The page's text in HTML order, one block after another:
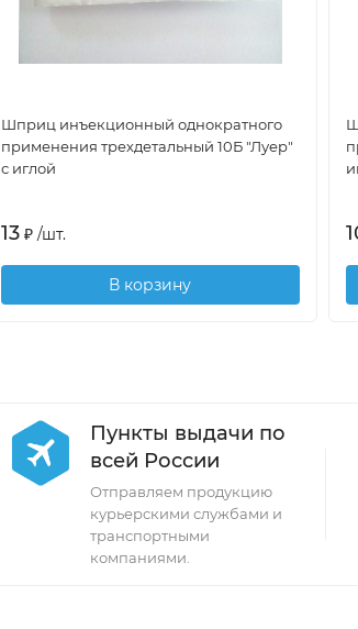
Шприц инъекционный однократного
применения трехдетальный 10Б "Луер"
с иглой
13 ₽ /шт.
В корзину
Пункты выдачи по
всей России
Отправляем продукцию
курьерскими службами и
транспортными
компаниями.